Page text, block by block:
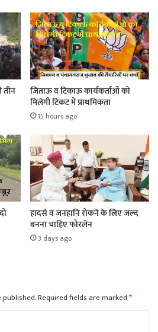
तीन
जिताऊ व टिकाऊ कार्यकर्ताओं को
मिलेगी टिकट में प्राथमिकता
15 hours ago
हादसे व जनहानि रोकने के लिए जल्द
बनना चाहिए फोरलेन
3 days ago
Required fields are marked*